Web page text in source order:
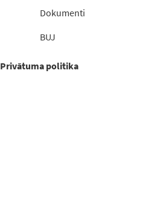
Dokumenti
BUJ
Privātuma politika